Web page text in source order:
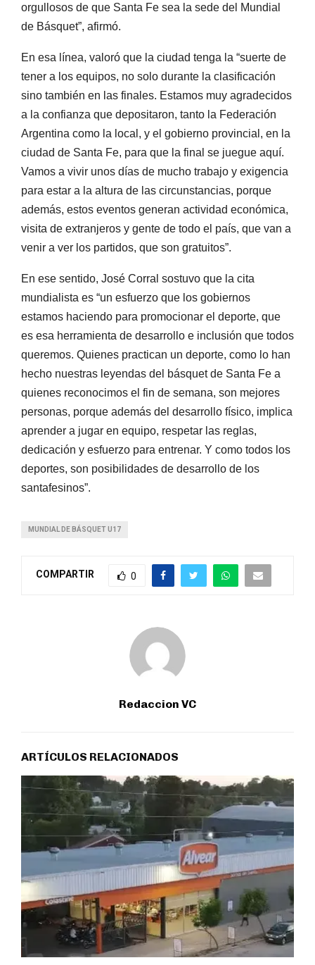
orgullosos de que Santa Fe sea la sede del Mundial
de Básquet”, afirmó.
En esa línea, valoró que la ciudad tenga la “suerte de
tener a los equipos, no solo durante la clasificación
sino también en las finales. Estamos muy agradecidos
a la confianza que depositaron, tanto la Federación
Argentina como la local, y el gobierno provincial, en la
ciudad de Santa Fe, para que la final se juegue aquí.
Vamos a vivir unos días de mucho trabajo y exigencia
para estar a la altura de las circunstancias, porque
además, estos eventos generan actividad económica,
visita de extranjeros y gente de todo el país, que van a
venir a ver los partidos, que son gratuitos”.
En ese sentido, José Corral sostuvo que la cita
mundialista es “un esfuerzo que los gobiernos
estamos haciendo para promocionar el deporte, que
es esa herramienta de desarrollo e inclusión que todos
queremos. Quienes practican un deporte, como lo han
hecho nuestras leyendas del básquet de Santa Fe a
quienes reconocimos el fin de semana, son mejores
personas, porque además del desarrollo físico, implica
aprender a jugar en equipo, respetar las reglas,
dedicación y esfuerzo para entrenar. Y como todos los
deportes, son posibilidades de desarrollo de los
santafesinos”.
MUNDIAL DE BÁSQUET U17
COMPARTIR 0
Redaccion VC
ARTÍCULOS RELACIONADOS